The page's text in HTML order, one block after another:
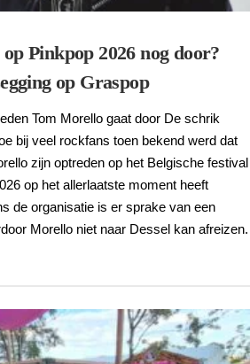
Pinkpop 2026 nog door?
op Graspop
Tom Morello gaat door De schrik
bij veel rockfans toen bekend werd dat
zijn optreden op het Belgische festival
op het allerlaatste moment heeft
de organisatie is er sprake van een
Morello niet naar Dessel kan afreizen.